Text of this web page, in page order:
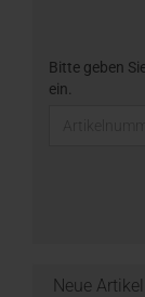
Bitte geben
ein.
Neue Artikel